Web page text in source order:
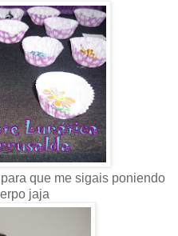
que me sigais poniendo
jaja